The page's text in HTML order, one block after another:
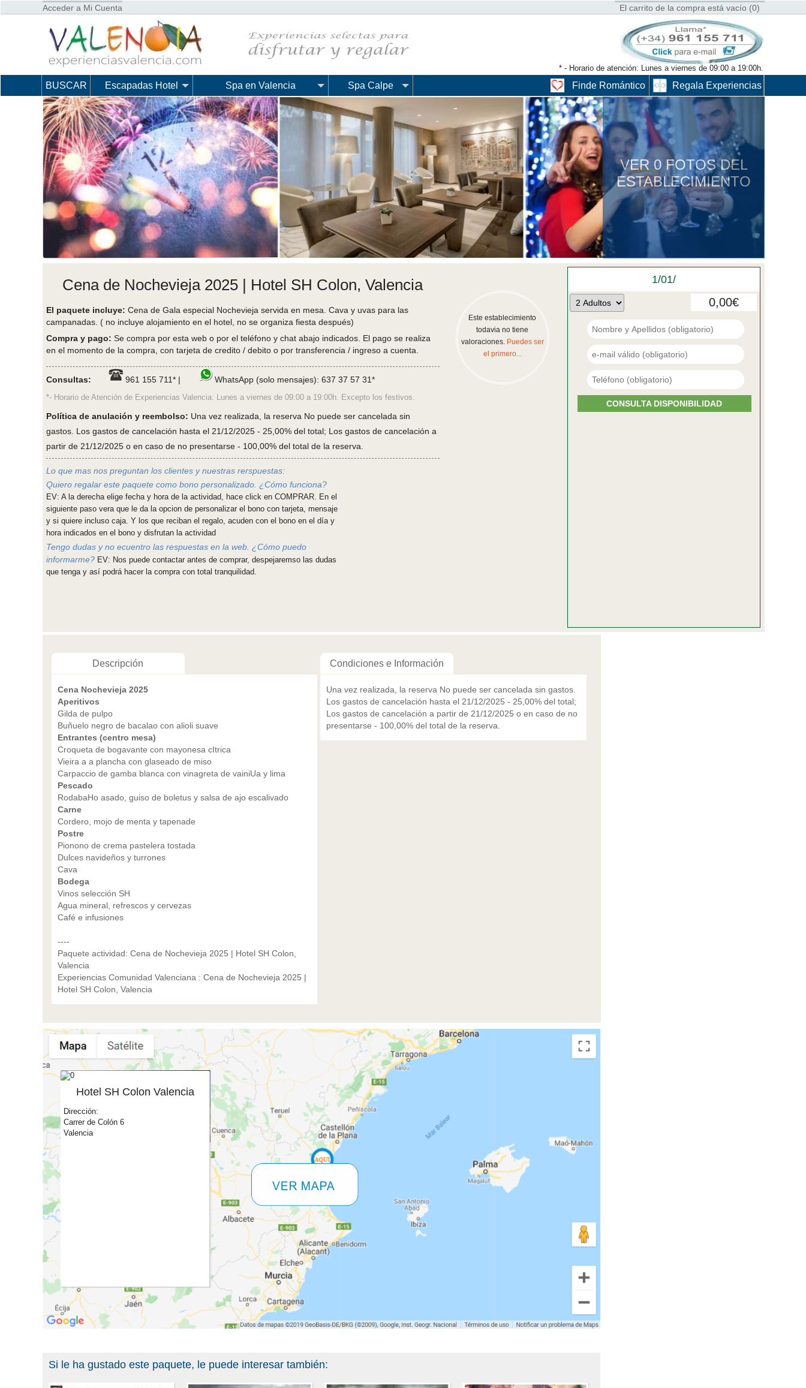
Acceder a Mi Cuenta El carrito de la compra está vacío (0)
* - Horario de atención: Lunes a viernes de 09:00 a 19:00h.
BUSCAR Escapadas Hotel Spa en Valencia Spa Calpe Regala Experiencias
Finde Romántico
VER 0 FOTOS DEL
ESTABLECIMIENTO
Cena de Nochevieja 2025 | Hotel SH Colon, Valencia
El paquete incluye: Cena de Gala especial Nochevieja servida en mesa. Cava y uvas para las
campanadas. ( no incluye alojamiento en el hotel, no se organiza fiesta después)
Compra y pago: Se compra por esta web o por el teléfono y chat abajo indicados. El pago se realiza
en el momento de la compra, con tarjeta de credito / debito o por transferencia / ingreso a cuenta.
Consultas: 961 155 711* | WhatsApp (solo mensajes): 637 37 57 31*
*- Horario de Atención de Experiencias Valencia: Lunes a viernes de 09:00 a 19:00h. Excepto los festivos.
Política de anulación y reembolso: Una vez realizada, la reserva No puede ser cancelada sin
gastos. Los gastos de cancelación hasta el 21/12/2025 - 25,00% del total; Los gastos de cancelación a
partir de 21/12/2025 o en caso de no presentarse - 100,00% del total de la reserva.
Lo que mas nos preguntan los clientes y nuestras rerspuestas:
Quiero regalar este paquete como bono personalizado. ¿Cómo funciona?
EV: A la derecha elige fecha y hora de la actividad, hace click en COMPRAR. En el
siguiente paso vera que le da la opcion de personalizar el bono con tarjeta, mensaje
y si quiere incluso caja. Y los que reciban el regalo, acuden con el bono en el día y
hora indicados en el bono y disfrutan la actividad
Tengo dudas y no ecuentro las respuestas en la web. ¿Cómo puedo
informarme? EV: Nos puede contactar antes de comprar, despejaremso las dudas
que tenga y así podrá hacer la compra con total tranquilidad.
0,00€
CONSULTA DISPONIBILIDAD
Este establecimiento
todavia no tiene
valoraciones. Puedes ser
el primero...
Descripción Condiciones e Información
Cena Nochevieja 2025
Aperitivos
Gilda de pulpo
Buñuelo negro de bacalao con alioli suave
Entrantes (centro mesa)
Croqueta de bogavante con mayonesa cItrica
Vieira a a plancha con glaseado de miso
Carpaccio de gamba blanca con vinagreta de vainiUa y lima
Pescado
RodabaHo asado, guiso de boletus y salsa de ajo escalivado
Carne
Cordero, mojo de menta y tapenade
Postre
Pionono de crema pastelera tostada
Dulces navideños y turrones
Cava
Bodega
Vinos selección SH
Agua mineral, refrescos y cervezas
Café e infusiones
----
Paquete actividad: Cena de Nochevieja 2025 | Hotel SH Colon,
Valencia
Experiencias Comunidad Valenciana : Cena de Nochevieja 2025 |
Hotel SH Colon, Valencia
Una vez realizada, la reserva No puede ser cancelada sin gastos.
Los gastos de cancelación hasta el 21/12/2025 - 25,00% del total;
Los gastos de cancelación a partir de 21/12/2025 o en caso de no
presentarse - 100,00% del total de la reserva.
Hotel SH Colon Valencia
Dirección:
Carrer de Colón 6
Valencia
Si le ha gustado este paquete, le puede interesar también: